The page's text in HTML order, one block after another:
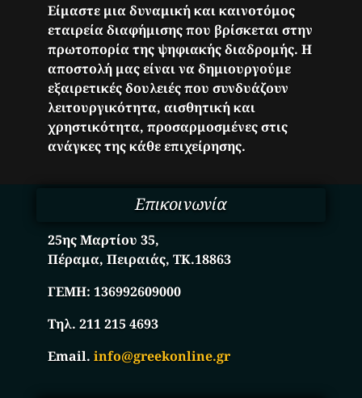
Είμαστε μια δυναμική και καινοτόμος
εταιρεία διαφήμισης που βρίσκεται στην
πρωτοπορία της ψηφιακής διαδρομής. Η
αποστολή μας είναι να δημιουργούμε
εξαιρετικές δουλειές που συνδυάζουν
λειτουργικότητα, αισθητική και
χρηστικότητα, προσαρμοσμένες στις
ανάγκες της κάθε επιχείρησης.
Επικοινωνία
25ης Μαρτίου 35,
Πέραμα, Πειραιάς, ΤΚ.18863
ΓΕΜΗ:136992609000
Τηλ. 211 215 4693
Email.info@greekonline.gr